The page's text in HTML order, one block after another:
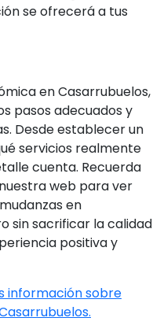
se ofrecerá a tus
en Casarrubuelos,
pasos adecuados y
Desde establecer un
servicios realmente
cuenta. Recuerda
web para ver
en
sin sacrificar la calidad
positiva y
información sobre